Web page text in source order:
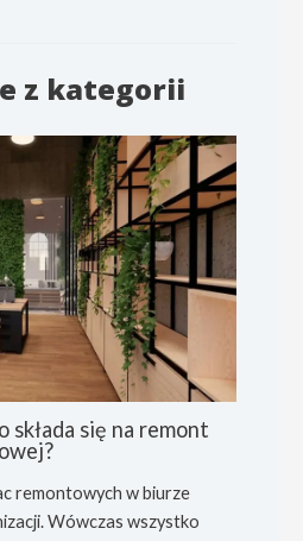
z kategorii
składa się na remont
remontowych w biurze
Wówczas wszystko